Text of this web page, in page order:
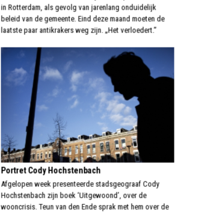
in Rotterdam, als gevolg van jarenlang onduidelijk
beleid van de gemeente. Eind deze maand moeten de
laatste paar antikrakers weg zijn. „Het verloedert.”
Portret Cody Hochstenbach
Afgelopen week presenteerde stadsgeograaf Cody
Hochstenbach zijn boek ‘Uitgewoond’, over de
wooncrisis. Teun van den Ende sprak met hem over de